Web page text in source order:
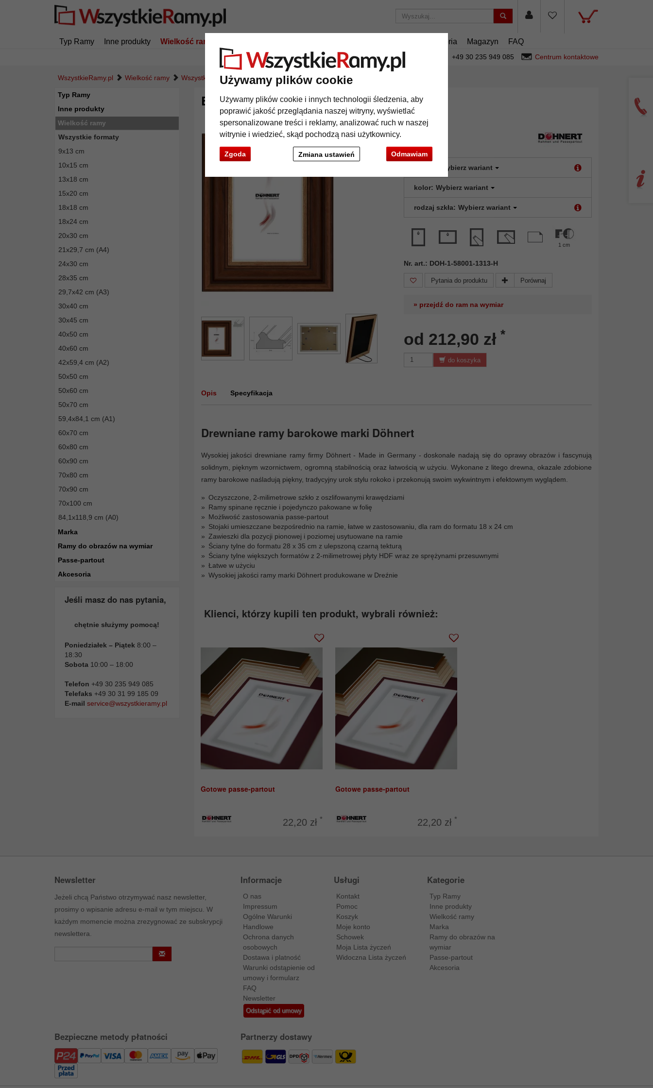
Używamy plików cookie
Używamy plików cookie i innych technologii śledzenia, aby
poprawić jakość przeglądania naszej witryny, wyświetlać
spersonalizowane treści i reklamy, analizować ruch w naszej
witrynie i wiedzieć, skąd pochodzą nasi użytkownicy.
Zgoda Odmawiam
Zmiana ustawień
Typ Ramy Inne produkty Wielkość ramy Akcesoria Magazyn FAQ
Tylko 25,95 zł za wysyłkę. +49 30 235 949 085 Centrum kontaktowe
WszystkieRamy.pl Wielkość ramy Wszystkie formaty Barokowa rama Southgate
Typ Ramy
Inne produkty
Wielkość ramy
Wszystkie formaty
9x13 cm
10x15 cm
13x18 cm
15x20 cm
18x18 cm
18x24 cm
20x30 cm
21x29,7 cm (A4)
24x30 cm
28x35 cm
29,7x42 cm (A3)
30x40 cm
30x45 cm
40x50 cm
40x60 cm
42x59,4 cm (A2)
50x50 cm
50x60 cm
50x70 cm
59,4x84,1 cm (A1)
60x70 cm
60x80 cm
60x90 cm
70x80 cm
70x90 cm
70x100 cm
84,1x118,9 cm (A0)
Marka
Ramy do obrazów na wymiar
Passe-partout
Akcesoria
Jeśli masz do nas pytania,
chętnie służymy pomocą!
Poniedziałek – Piątek 8:00 –
18:30
Sobota 10:00 – 18:00
Telefon +49 30 235 949 085
Telefaks +49 30 31 99 185 09
E-mail service@wszystkieramy.pl
Barokowa rama Southgate
Wybierz wariant
kolor: Wybierz wariant
rodzaj szkła: Wybierz wariant
1 cm
Nr. art.: DOH-1-58001-1313-H
Pytania do produktu Porównaj
» przejdź do ram na wymiar
od 212,90 zł *
do koszyka
Opis Specyfikacja
Drewniane ramy barokowe marki Döhnert
Wysokiej jakości drewniane ramy firmy Döhnert - Made in Germany - doskonale nadają się do oprawy obrazów i fascynują
solidnym, pięknym wzornictwem, ogromną stabilnością oraz łatwością w użyciu. Wykonane z litego drewna, okazale zdobione
ramy barokowe naśladują piękny, tradycyjny urok stylu rokoko i przekonują swoim wykwintnym i efektownym wyglądem.
Oczyszczone, 2-milimetrowe szkło z oszlifowanymi krawędziami
Ramy spinane ręcznie i pojedynczo pakowane w folię
Możliwość zastosowania passe-partout
Stojaki umieszczane bezpośrednio na ramie, łatwe w zastosowaniu, dla ram do formatu 18 x 24 cm
Zawieszki dla pozycji pionowej i poziomej usytuowane na ramie
Ściany tylne do formatu 28 x 35 cm z ulepszoną czarną tekturą
Ściany tylne większych formatów z 2-milimetrowej płyty HDF wraz ze sprężynami przesuwnymi
Łatwe w użyciu
Wysokiej jakości ramy marki Döhnert produkowane w Dreźnie
Klienci, którzy kupili ten produkt, wybrali również:
Gotowe passe-partout
22,20 zł *
Gotowe passe-partout
22,20 zł *
Newsletter
Jeżeli chcą Państwo otrzymywać nasz newsletter,
prosimy o wpisanie adresu e-mail w tym miejscu. W
każdym momencie można zrezygnować ze subskrypcji
newslettera.
Informacje
O nas
Impressum
Ogólne Warunki
Handlowe
Ochrona danych
osobowych
Dostawa i platność
Warunki odstąpienie od
umowy i formularz
FAQ
Newsletter
Odstąpić od umowy
Usługi
Kontakt
Pomoc
Koszyk
Moje konto
Schowek
Moja Lista życzeń
Widoczna Lista życzeń
Kategorie
Typ Ramy
Inne produkty
Wielkość ramy
Marka
Ramy do obrazów na
wymiar
Passe-partout
Akcesoria
Bezpieczne metody płatności Partnerzy dostawy